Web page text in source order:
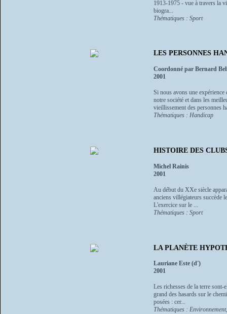
1913-1975 - vue à travers la
biogra...
Thématiques : Sport
LES PERSONNES
Coordonné par Bernard
2001
Si nous avons une expérience
notre société et dans les
vieillissement des personnes
Thématiques : Handicap
HISTOIRE DES
Michel Rainis
2001
Au début du XXe siècle
anciens villégiateurs succède
L'exercice sur le ...
Thématiques : Sport
LA PLANÈTE
Lauriane Este (d')
2001
Les richesses de la terre
grand des hasards sur le
posées : cer...
Thématiques :